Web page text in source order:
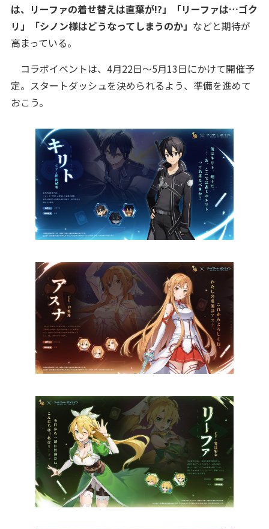
は、リーファの着せ替えは直葉が!?」「リーファは…ゴク
リ」「シノン様はどうなってしまうのか」 などと期待が
高まっている。
コラボイベントは、4月22日～5月13日にかけて開催予
定。スタートダッシュを決められるよう、準備を進めて
おこう。